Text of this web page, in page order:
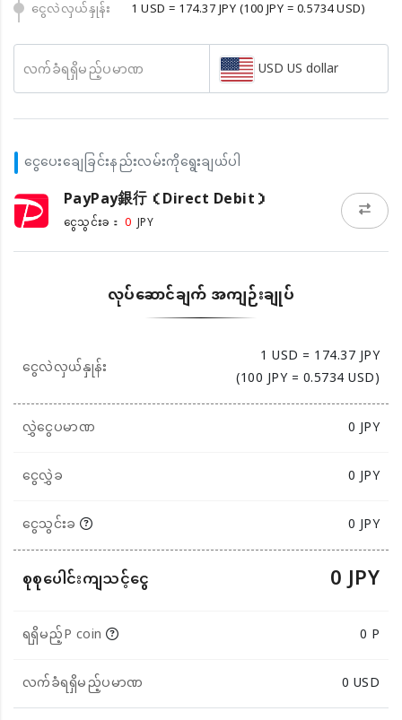
ငွေလဲလှယ်နှုန်း
1 USD = 174.37 JPY(100 JPY = 0.5734 USD)
လက်ခံရရှိမည့်ပမာဏ USD US dollar
ငွေပေးချေခြင်းနည်းလမ်းကိုရွေးချယ်ပါ
PayPay銀行（Direct Debit）
ငွေသွင်းခ： 0 JPY
လုပ်ဆောင်ချက် အကျဉ်းချုပ်
ငွေလဲလှယ်နှုန်း
1 USD = 174.37 JPY
(100 JPY = 0.5734 USD)
လွှဲငွေပမာဏ
0JPY
ငွေလွှဲခ
0 JPY
ငွေသွင်းခ
0 JPY
စုစုပေါင်းကျသင့်ငွေ 0 JPY
ရရှိမည့်P coin
0 P
လက်ခံရရှိမည့်ပမာဏ
0USD